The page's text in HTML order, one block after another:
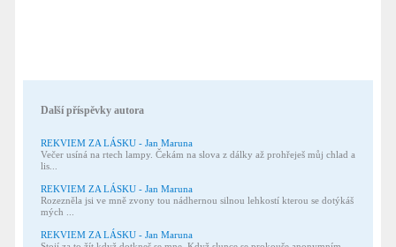
Další příspěvky autora
REKVIEM ZA LÁSKU - Jan Maruna
Večer usíná na rtech lampy. Čekám na slova z dálky až prohřeješ můj chlad a
lis...
REKVIEM ZA LÁSKU - Jan Maruna
Rozezněla jsi ve mně zvony tou nádhernou silnou lehkostí kterou se dotýkáš
mých ...
REKVIEM ZA LÁSKU - Jan Maruna